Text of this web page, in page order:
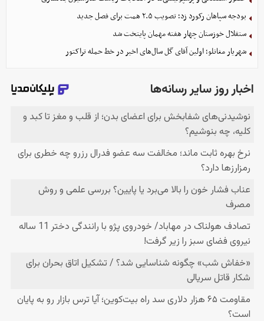
بودجه سپاهان رکورد زد؛ تصویب ۲.۵ همت برای فصل جدید
ستقلال خوزستان چهار هفته مهمان پایتخت شد
شهریار مغانلو؛ اولین آقای گل سال‌های اخیر در خط حمله تراکتور